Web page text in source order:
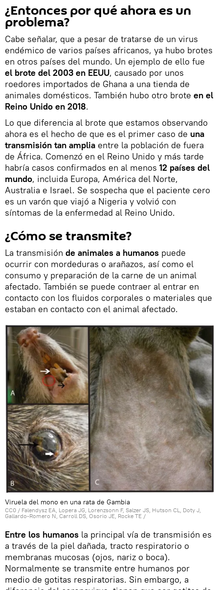
¿Entonces por qué ahora es un
problema?
Cabe señalar, que a pesar de tratarse de un virus
endémico de varios países africanos, ya hubo brotes
en otros países del mundo. Un ejemplo de ello fue
el brote del 2003 en EEUU, causado por unos
roedores importados de Ghana a una tienda de
animales domésticos. También hubo otro brote en el
Reino Unido en 2018.
Lo que diferencia al brote que estamos observando
ahora es el hecho de que es el primer caso de una
transmisión tan amplia entre la población de fuera
de África. Comenzó en el Reino Unido y más tarde
habría casos confirmados en al menos 12 países del
mundo, incluida Europa, América del Norte,
Australia e Israel. Se sospecha que el paciente cero
es un varón que viajó a Nigeria y volvió con
síntomas de la enfermedad al Reino Unido.
¿Cómo se transmite?
La transmisión de animales a humanos puede
ocurrir con mordeduras o arañazos, así como el
consumo y preparación de la carne de un animal
afectado. También se puede contraer al entrar en
contacto con los fluidos corporales o materiales que
estaban en contacto con el animal afectado.
Viruela del mono en una rata de Gambia
CC0 / Falendysz EA, Lopera JG, Lorenzsonn F, Salzer JS, Hutson CL, Doty J,
Gallardo-Romero N, Carroll DS, Osorio JE, Rocke TE /
Entre los humanos la principal vía de transmisión es
a través de la piel dañada, tracto respiratorio o
membranas mucosas (ojos, nariz o boca).
Normalmente se transmite entre humanos por
medio de gotitas respiratorias. Sin embargo, a